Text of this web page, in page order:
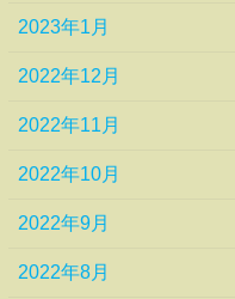
2023年1月
2022年12月
2022年11月
2022年10月
2022年9月
2022年8月